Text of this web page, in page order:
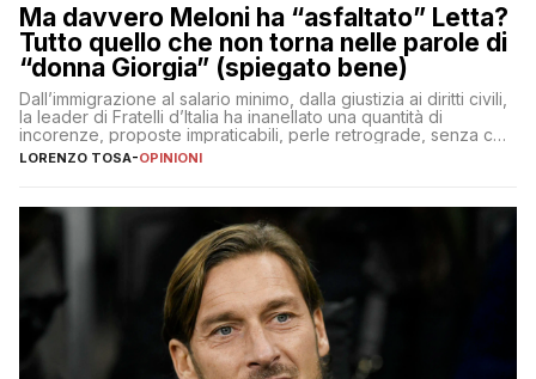
Ma davvero Meloni ha “asfaltato” Letta?
Tutto quello che non torna nelle parole di
“donna Giorgia” (spiegato bene)
Dall’immigrazione al salario minimo, dalla giustizia ai diritti civili,
la leader di Fratelli d’Italia ha inanellato una quantità di
incorenze, proposte impraticabili, perle retrograde, senza che
nessuno – a destra come a sinistra – glielo abbia fatto notare
LORENZO TOSA-OPINIONI